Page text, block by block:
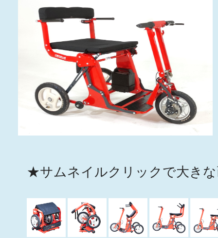
★サムネイルクリックで大き